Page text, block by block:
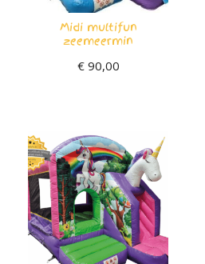
Midi multifun
zeemeermin
€90,00